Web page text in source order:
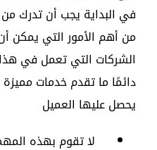
في البداية يجب أن تدرك
من أهم الأمور التي يمكن
الشركات التي تعمل في
دائمًا ما تقدم خدمات
يحصل عليها العميل
لا تقوم بهذه